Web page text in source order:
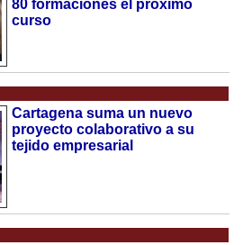
80 formaciones el próximo
curso
Cartagena suma un nuevo
proyecto colaborativo a su
tejido empresarial